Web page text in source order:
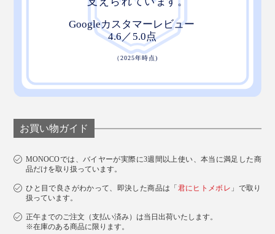
お買い物ガイド
MONOCOでは、バイヤーが実際に3週間以上使い、本当に満足した商
品だけを取り扱っています。
ひと目で良さがわかって、即決した商品は「君にヒトメボレ 」で取り
扱っています。
正午までのご注文（支払い済み）は当日出荷いたします。
※在庫のある商品に限ります。